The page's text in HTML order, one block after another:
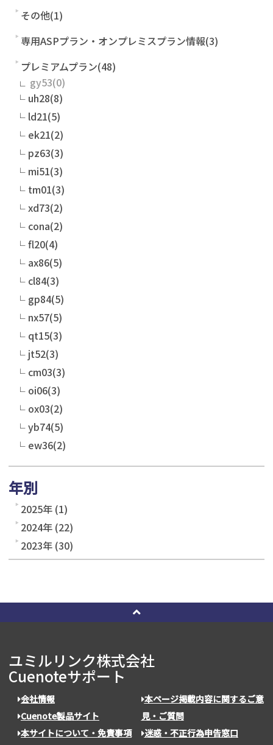
その他(1)
専用ASPプラン・オンプレミスプラン情報(3)
プレミアムプラン(48)
gy53
uh28(8)
ld21(5)
ek21(2)
pz63(3)
mi51(3)
tm01(3)
xd73(2)
cona(2)
fl20(4)
ax86(5)
cl84(3)
gp84(5)
nx57(5)
qt15(3)
jt52(3)
cm03(3)
oi06(3)
ox03(2)
yb74(5)
ew36(2)
年別
2025年 (1)
2024年 (22)
2023年 (30)
ユミルリンク株式会社
Cuenoteサポート
会社情報
Cuenote製品サイト
本サイトについて・免責事項
本ページ掲載内容に関するご意
見・ご質問
迷惑・不正行為申告窓口